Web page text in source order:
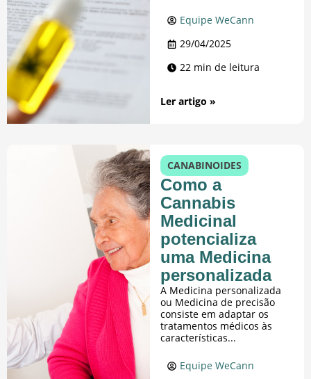
Equipe WeCann
29/04/2025
22 min de leitura
Ler artigo »
CANABINOIDES
Como a
Cannabis
Medicinal
potencializa
uma Medicina
personalizada
A Medicina personalizada
ou Medicina de precisão
consiste em adaptar os
tratamentos médicos às
características...
Equipe WeCann